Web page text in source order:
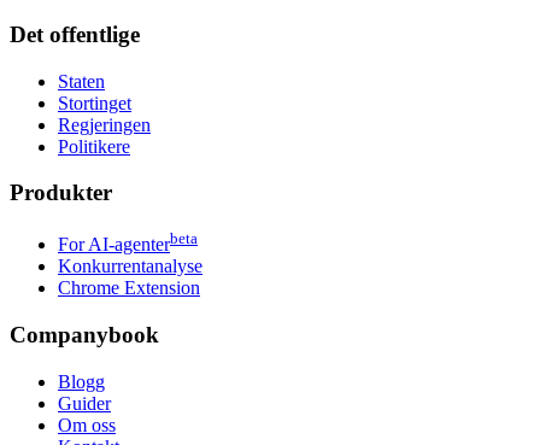
Det offentlige
Staten
Stortinget
Regjeringen
Politikere
Produkter
For AI-agenterbeta
Konkurrentanalyse
Chrome Extension
Companybook
Blogg
Guider
Om oss